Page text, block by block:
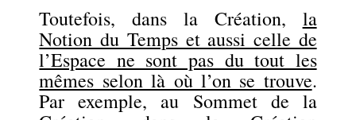
Toutefois, dans la Création, la
Notion du Temps et aussi celle de
l’Espace ne sont pas du tout les
mêmes selon là où l’on se trouve.
Par exemple, au Sommet de la